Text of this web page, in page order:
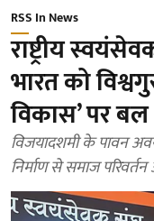
RSS In News
राष्ट्रीय
भारत को
विकास’ पर बल
विजयादशमी के पावन
निर्माण से समाज